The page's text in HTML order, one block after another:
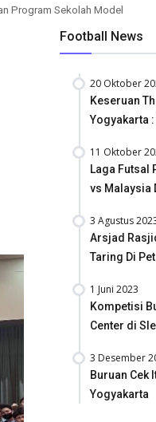
Program Sekolah Model
Football News
20 Oktober
Keseruan
Yogyakarta
11 Oktober
Laga Futsal
vs Malaysia
3 Agustus
Arsjad
Taring Di
1 Juni 2023
Kompetisi
Center di
3 Desember
Buruan Cek
Yogyakarta